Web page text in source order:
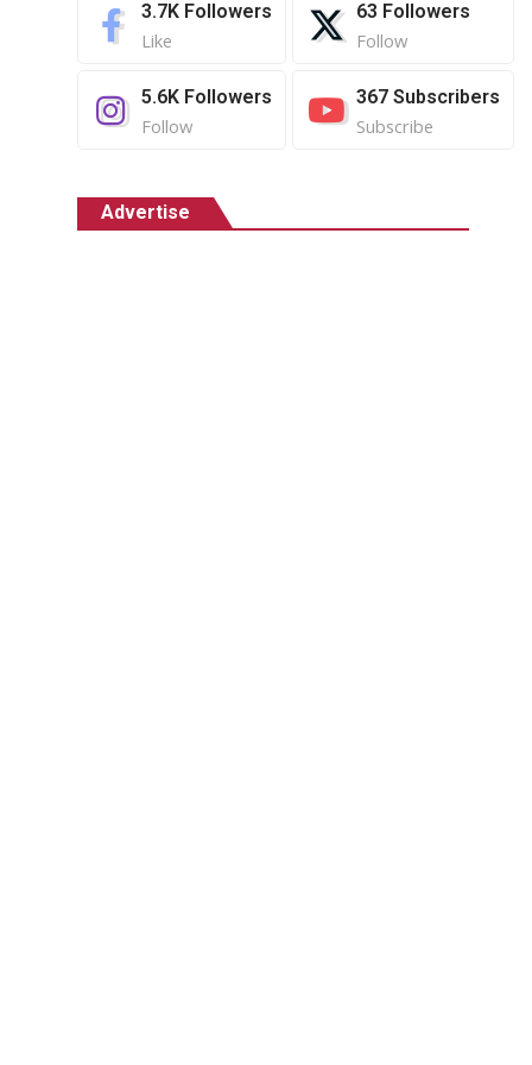
3.7K Followers
Like
63 Followers
Follow
5.6K Followers
Follow
367 Subscribers
Subscribe
Advertise